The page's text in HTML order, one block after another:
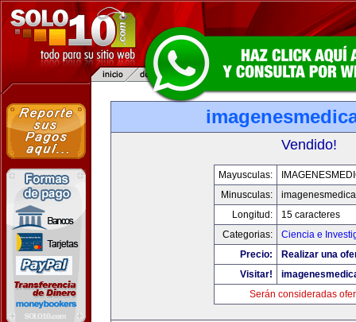
Vendido!
Mayusculas:
Minusculas:
Longitud:
15 caracteres
Categorias:
Ciencia e
Precio:
Realizar una
Visitar!
Serán consideradas